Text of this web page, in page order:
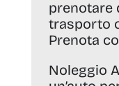
prenotare
trasporto
Prenota
Noleggio